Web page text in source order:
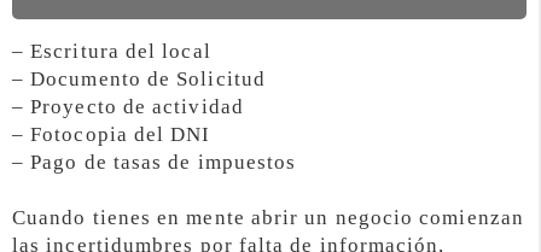
– Escritura del local
– Documento de Solicitud
– Proyecto de actividad
– Fotocopia del DNI
– Pago de tasas de impuestos
Cuando tienes en mente abrir un negocio comienzan
las incertidumbres por falta de información,